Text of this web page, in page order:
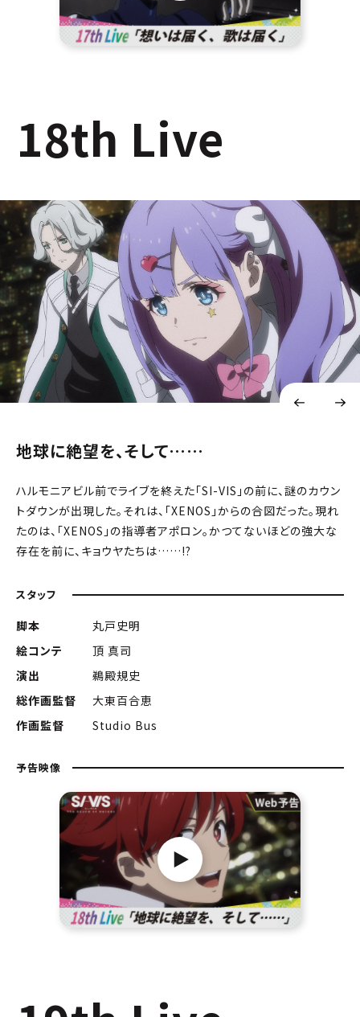
18th Live
地球に絶望を、そして……
ハルモニアビル前でライブを終えた「SI-VIS」の前に、謎のカウン
トダウンが出現した。それは、「XENOS」からの合図だった。現れ
たのは、「XENOS」の指導者アポロン。かつてないほどの強大な
存在を前に、キョウヤたちは……!?
スタッフ
脚本
丸戸史明
絵コンテ
頂 真司
演出
鵜殿規史
総作画監督
大東百合恵
作画監督
Studio Bus
予告映像